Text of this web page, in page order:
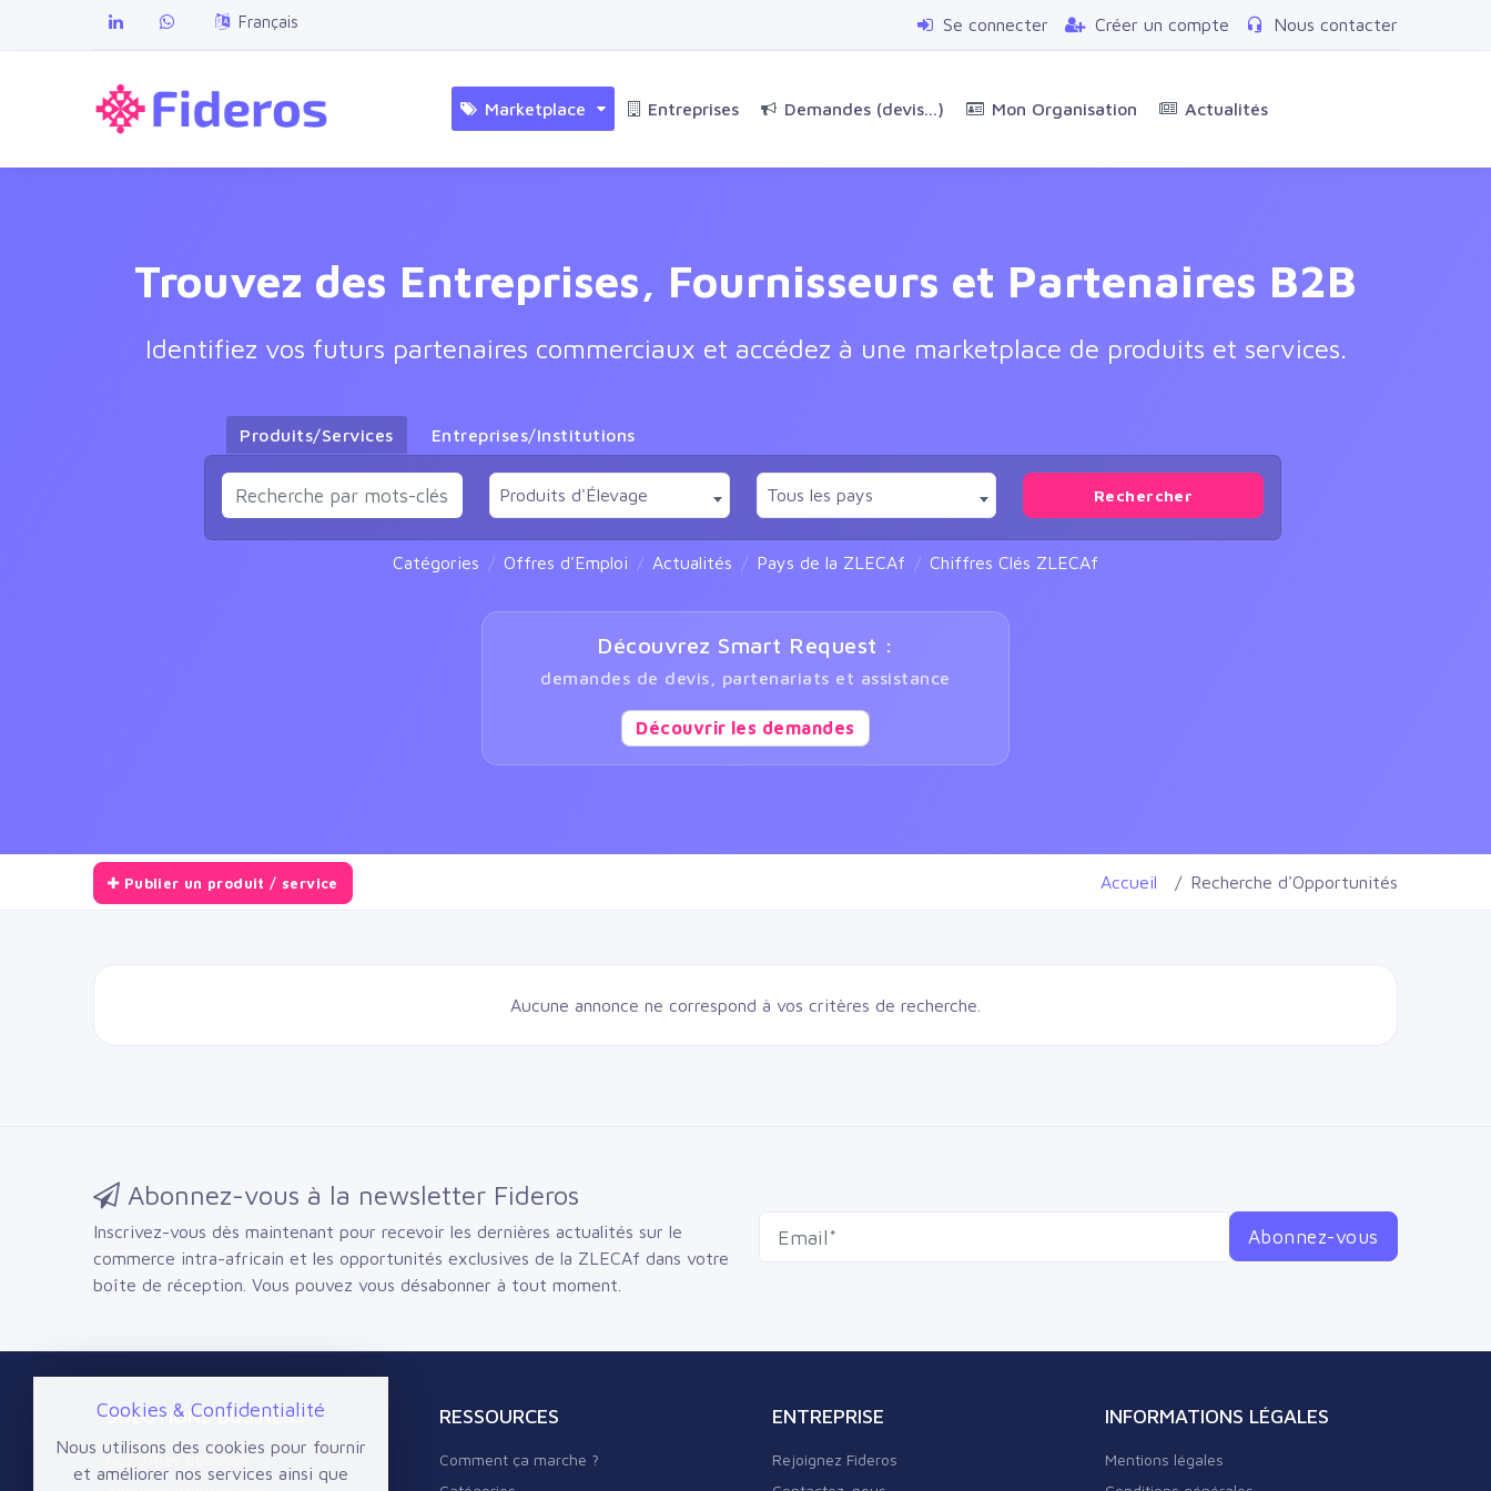
Français Se connecter Créer un compte Nous contacter
Marketplace Entreprises Demandes (devis...) Mon Organisation Actualités
Trouvez des Entreprises, Fournisseurs et Partenaires B2B
Identifiez vos futurs partenaires commerciaux et accédez à une marketplace de produits et services.
Produits/Services Entreprises/Institutions
Produits d'Élevage Tous les pays Rechercher
Catégories Offres d'Emploi Actualités Pays de la ZLECAf Chiffres Clés ZLECAf
Découvrez Smart Request :
demandes de devis, partenariats et assistance
Découvrir les demandes
Publier un produit / service Accueil Recherche d'Opportunités
Aucune annonce ne correspond à vos critères de recherche.
Abonnez-vous à la newsletter Fideros
Inscrivez-vous dès maintenant pour recevoir les dernières actualités sur le
commerce intra-africain et les opportunités exclusives de la ZLECAf dans votre
boîte de réception. Vous pouvez vous désabonner à tout moment.
Abonnez-vous
SOLUTIONS BUSINESS
Nos offres Business
RESSOURCES
Comment ça marche ?
ENTREPRISE
Rejoignez Fideros
INFORMATIONS LÉGALES
Mentions légales
Cookies & Confidentialité
Nous utilisons des cookies pour fournir
et améliorer nos services ainsi que